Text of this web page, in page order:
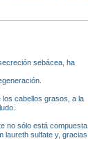
sebácea, ha
los cabellos grasos, a la
no sólo está compuesta
laureth sulfate y, gracias